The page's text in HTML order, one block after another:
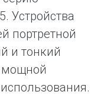
Устройства
портретной
и тонкий
мощной